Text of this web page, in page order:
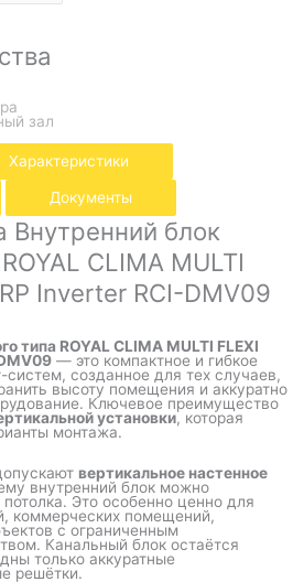
зал
Характеристики
Документы
Внутренний блок
CLIMA MULTI
Inverter RCI-DMV09
типа ROYAL CLIMA MULTI FLEXI
— это компактное и гибкое
созданное для тех случаев,
высоту помещения и аккуратно
Ключевое преимущество
установки, которая
монтажа.
вертикальное настенное
внутренний блок можно
Это особенно ценно для
коммерческих помещений,
с ограниченным
Канальный блок остаётся
только аккуратные
решётки.